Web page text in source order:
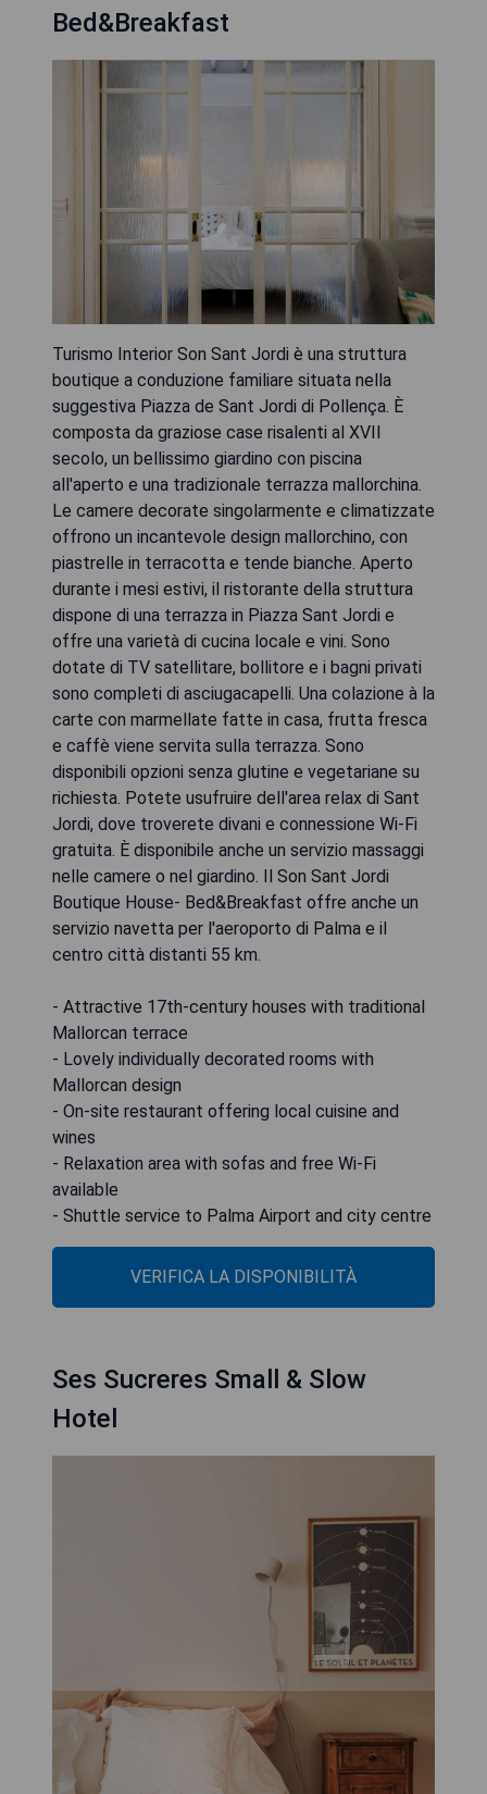
Bed&Breakfast
Turismo Interior Son Sant Jordi è una struttura
boutique a conduzione familiare situata nella
suggestiva Piazza de Sant Jordi di Pollença. È
composta da graziose case risalenti al XVII
secolo, un bellissimo giardino con piscina
all'aperto e una tradizionale terrazza mallorchina.
Le camere decorate singolarmente e climatizzate
offrono un incantevole design mallorchino, con
piastrelle in terracotta e tende bianche. Aperto
durante i mesi estivi, il ristorante della struttura
dispone di una terrazza in Piazza Sant Jordi e
offre una varietà di cucina locale e vini. Sono
dotate di TV satellitare, bollitore e i bagni privati
sono completi di asciugacapelli. Una colazione à la
carte con marmellate fatte in casa, frutta fresca
e caffè viene servita sulla terrazza. Sono
disponibili opzioni senza glutine e vegetariane su
richiesta. Potete usufruire dell'area relax di Sant
Jordi, dove troverete divani e connessione Wi-Fi
gratuita. È disponibile anche un servizio massaggi
nelle camere o nel giardino. Il Son Sant Jordi
Boutique House- Bed&Breakfast offre anche un
servizio navetta per l'aeroporto di Palma e il
centro città distanti 55 km.
- Attractive 17th-century houses with traditional
Mallorcan terrace
- Lovely individually decorated rooms with
Mallorcan design
- On-site restaurant offering local cuisine and
wines
- Relaxation area with sofas and free Wi-Fi
available
- Shuttle service to Palma Airport and city centre
VERIFICA LA DISPONIBILITÀ
Ses Sucreres Small & Slow
Hotel